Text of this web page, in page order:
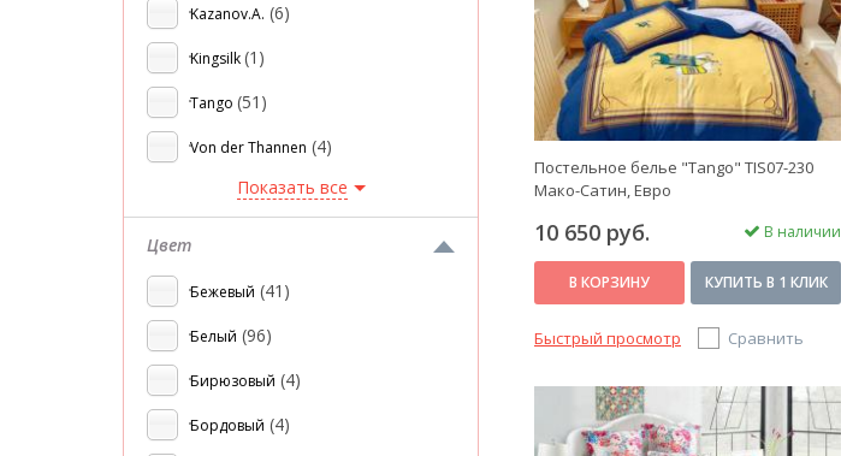
Kazanov.A. (6)
Kingsilk(1)
Tango (51)
Von der Thannen (4)
Показать все
Цвет
Бежевый (41)
Белый (96)
Бирюзовый (4)
Бордовый (4)
Постельное белье "Tango" TIS07-230
Мако-Сатин, Евро
10 650 руб. В наличии
В КОРЗИНУ КУПИТЬ В 1 КЛИК
Быстрый просмотр Сравнить